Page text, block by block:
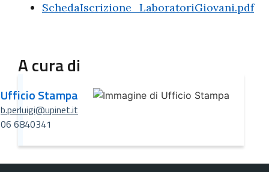
SchedaIscrizione_LaboratoriGiovani.pdf
A cura di
Ufficio Stampa
b.perluigi@upinet.it
06 6840341